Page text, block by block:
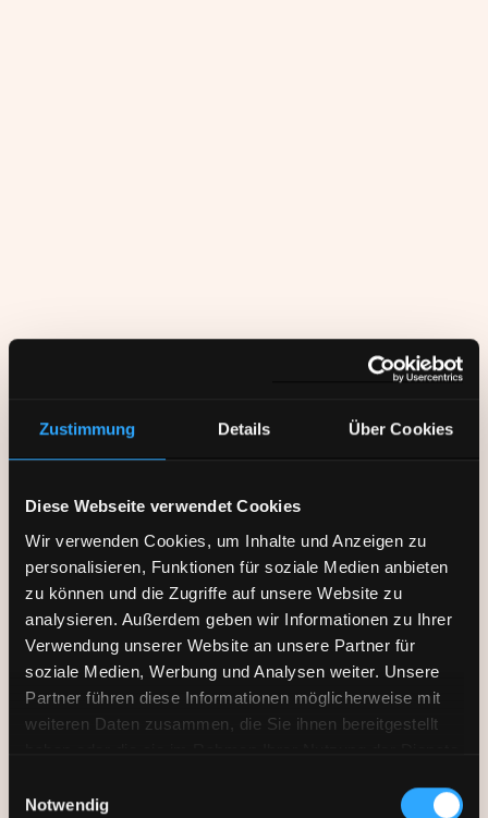
Zustimmung Details Über Cookies
Diese Webseite verwendet Cookies
Wir verwenden Cookies, um Inhalte und Anzeigen zu
personalisieren, Funktionen für soziale Medien anbieten
zu können und die Zugriffe auf unsere Website zu
analysieren. Außerdem geben wir Informationen zu Ihrer
Verwendung unserer Website an unsere Partner für
soziale Medien, Werbung und Analysen weiter. Unsere
Partner führen diese Informationen möglicherweise mit
weiteren Daten zusammen, die Sie ihnen bereitgestellt
Notwendig
So erreichen Sie uns
86150 Augsburg